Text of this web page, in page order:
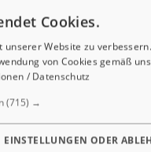
Cookies.
Website zu
von Cookies gemäß
/ Datenschutz
(715) →
EINSTELLUNGEN ODER